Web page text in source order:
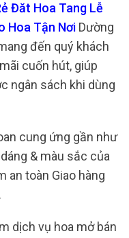
Đăt Hoa Tang Lễ
Hoa Tận Nơi Dường
đến quý khách
cuốn hút, giúp
ngân sách khi dùng
cung ứng gần như
& màu sắc của
an toàn Giao hàng
dịch vụ hoa mở bán